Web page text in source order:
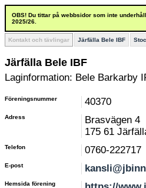
OBS! Du tittar på webbsidor som inte
2025/26.
Kontakt och tävlingar Järfälla Bele IBF
Järfälla Bele IBF
Laginformation: Bele Barkarby
Föreningsnummer 40370
Adress
Brasvägen 4
175 61
Telefon 0760-222717
E-post
Hemsida förening